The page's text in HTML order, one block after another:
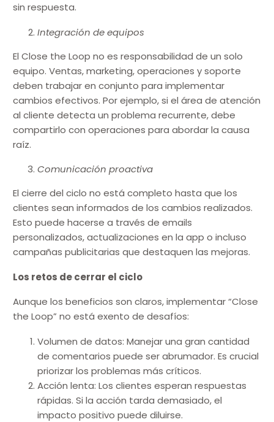
sin respuesta.
Integración de equipos
El Close the Loop no es responsabilidad de un solo
equipo. Ventas, marketing, operaciones y soporte
deben trabajar en conjunto para implementar
cambios efectivos. Por ejemplo, si el área de atención
al cliente detecta un problema recurrente, debe
compartirlo con operaciones para abordar la causa
raíz.
Comunicación proactiva
El cierre del ciclo no está completo hasta que los
clientes sean informados de los cambios realizados.
Esto puede hacerse a través de emails
personalizados, actualizaciones en la app o incluso
campañas publicitarias que destaquen las mejoras.
Los retos de cerrar el ciclo
Aunque los beneficios son claros, implementar “Close
the Loop” no está exento de desafíos:
Volumen de datos: Manejar una gran cantidad
de comentarios puede ser abrumador. Es crucial
priorizar los problemas más críticos.
Acción lenta: Los clientes esperan respuestas
rápidas. Si la acción tarda demasiado, el
impacto positivo puede diluirse.